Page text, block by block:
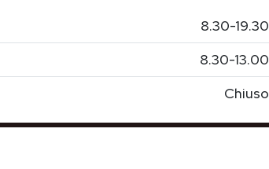
8.30-19.30
8.30-13.00
Chiuso